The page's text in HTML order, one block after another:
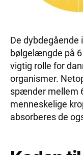
De
bølgelængde på
vigtig rolle for
organismer.
spænder mellem
menneskelige
absorberes de